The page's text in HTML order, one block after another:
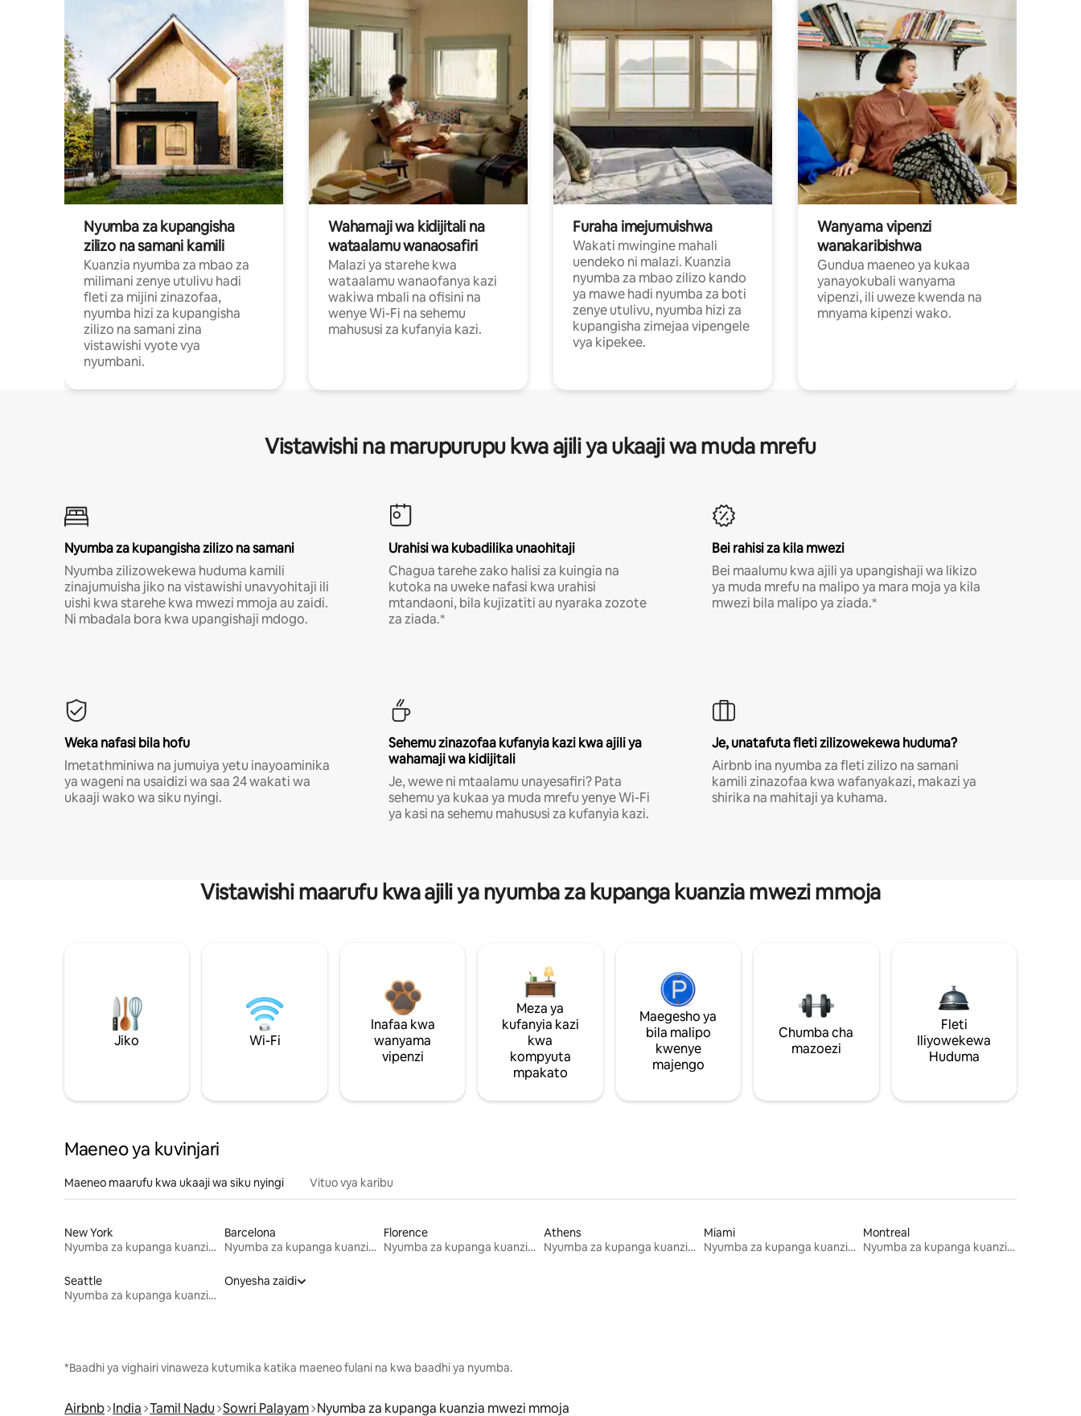
Nyumba za kupangisha
zilizo na samani kamili
Kuanzia nyumba za mbao za
milimani zenye utulivu hadi
fleti za mijini zinazofaa,
nyumba hizi za kupangisha
zilizo na samani zina
vistawishi vyote vya
nyumbani.
Wahamaji wa kidijitali na
wataalamu wanaosafiri
Malazi ya starehe kwa
wataalamu wanaofanya kazi
wakiwa mbali na ofisini na
wenye Wi-Fi na sehemu
mahususi za kufanyia kazi.
Furaha imejumuishwa
Wakati mwingine mahali
uendeko ni malazi. Kuanzia
nyumba za mbao zilizo kando
ya mawe hadi nyumba za boti
zenye utulivu, nyumba hizi za
kupangisha zimejaa vipengele
vya kipekee.
Wanyama vipenzi
wanakaribishwa
Gundua maeneo ya kukaa
yanayokubali wanyama
vipenzi, ili uweze kwenda na
mnyama kipenzi wako.
Vistawishi na marupurupu kwa ajili ya ukaaji wa muda mrefu
Nyumba za kupangisha zilizo na samani
Nyumba zilizowekewa huduma kamili
zinajumuisha jiko na vistawishi unavyohitaji ili
uishi kwa starehe kwa mwezi mmoja au zaidi.
Ni mbadala bora kwa upangishaji mdogo.
Urahisi wa kubadilika unaohitaji
Chagua tarehe zako halisi za kuingia na
kutoka na uweke nafasi kwa urahisi
mtandaoni, bila kujizatiti au nyaraka zozote
za ziada.*
Bei rahisi za kila mwezi
Bei maalumu kwa ajili ya upangishaji wa likizo
ya muda mrefu na malipo ya mara moja ya kila
mwezi bila malipo ya ziada.*
Weka nafasi bila hofu
Imetathminiwa na jumuiya yetu inayoaminika
ya wageni na usaidizi wa saa 24 wakati wa
ukaaji wako wa siku nyingi.
Sehemu zinazofaa kufanyia kazi kwa ajili ya
wahamaji wa kidijitali
Je, wewe ni mtaalamu unayesafiri? Pata
sehemu ya kukaa ya muda mrefu yenye Wi-Fi
ya kasi na sehemu mahususi za kufanyia kazi.
Je, unatafuta fleti zilizowekewa huduma?
Airbnb ina nyumba za fleti zilizo na samani
kamili zinazofaa kwa wafanyakazi, makazi ya
shirika na mahitaji ya kuhama.
Vistawishi maarufu kwa ajili ya nyumba za kupanga kuanzia mwezi mmoja
Jiko Wi-Fi
Inafaa kwa
wanyama
vipenzi
Meza ya
kufanyia kazi
kwa
kompyuta
mpakato
Maegesho ya
bila malipo
kwenye
majengo
Chumba cha
mazoezi
Fleti
Iliyowekewa
Huduma
Maeneo ya kuvinjari
Maeneo maarufu kwa ukaaji wa siku nyingi Vituo vya karibu
New York
Nyumba za kupanga kuanzia mwezi mmoja
Barcelona
Nyumba za kupanga kuanzia mwezi mmoja
Florence
Nyumba za kupanga kuanzia mwezi mmoja
Athens
Nyumba za kupanga kuanzia mwezi mmoja
Miami
Nyumba za kupanga kuanzia mwezi mmoja
Montreal
Nyumba za kupanga kuanzia mwezi mmoja
Seattle
Nyumba za kupanga kuanzia mwezi mmoja
Onyesha zaidi
*Baadhi ya vighairi vinaweza kutumika katika maeneo fulani na kwa baadhi ya nyumba.
Airbnb India Tamil Nadu Sowri Palayam Nyumba za kupanga kuanzia mwezi mmoja